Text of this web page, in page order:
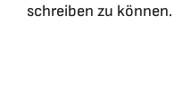
schreiben zu können.